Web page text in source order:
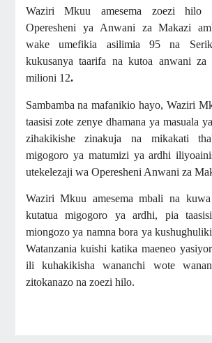
Waziri Mkuu amesema zoezi hilo
Operesheni ya Anwani za Makazi
wake umefikia asilimia 95 na
kukusanya taarifa na kutoa anwani za
milioni 12.
Sambamba na mafanikio hayo, Waziri
taasisi zote zenye dhamana ya masuala
zihakikishe zinakuja na mikakati
migogoro ya matumizi ya ardhi
utekelezaji wa Operesheni Anwani za
Waziri Mkuu amesema mbali na
kutatua migogoro ya ardhi, pia
miongozo ya namna bora ya
Watanzania kuishi katika maeneo
ili kuhakikisha wananchi wote
zitokanazo na zoezi hilo.